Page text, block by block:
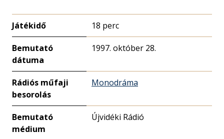
Játékidő 18 perc
Bemutató
dátuma
1997. október 28.
Rádiós műfaji
besorolás
Monodráma
Bemutató
médium
Újvidéki Rádió